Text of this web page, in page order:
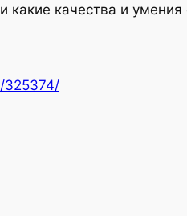
качества и умения
325374/